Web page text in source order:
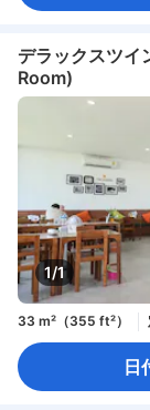
デラックスツ
Room)
1/1
33 m²（355 ft²）
日